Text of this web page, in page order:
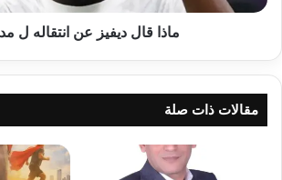
ماذا قال ديفيز عن انتقاله ل
مقالات ذات صلة